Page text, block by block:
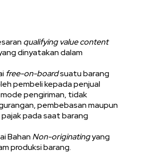
qualifying value content
dinyatakan dalam
free-on-boardsuatu barang
pembeli kepada penjual
pengiriman, tidak
pembebasan maupun
pada saat barang
Bahan Non-originatingyang
produksi barang.